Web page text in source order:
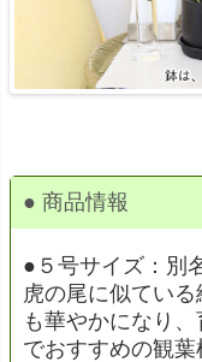
● 商品情報
●５号サイズ：別
虎の尾に似てい
も華やかになり
でおすすめの観